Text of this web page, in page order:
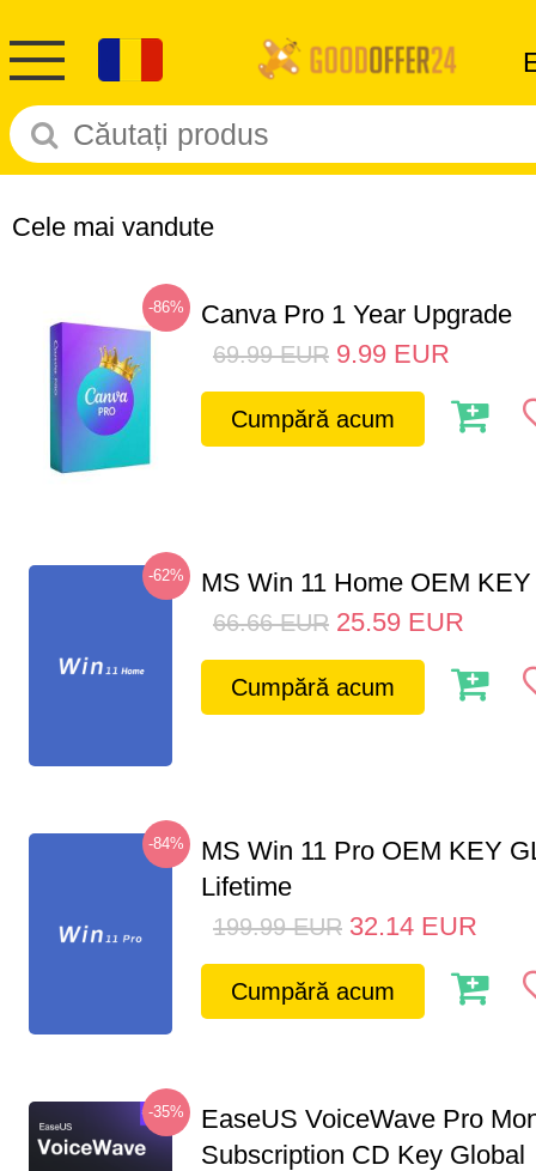
Cele mai vandute
-86% Canva Pro 1 Year Upgrade
69.99 EUR 9.99 EUR
Cumpără acum
-62% MS Win 11 Home OEM
66.66 EUR 25.59 EUR
Cumpără acum
-84%
MS Win 11 Pro OEM KEY
Lifetime
199.99 EUR 32.14 EUR
Cumpără acum
-35%
EaseUS VoiceWave Pro
Subscription CD Key Global